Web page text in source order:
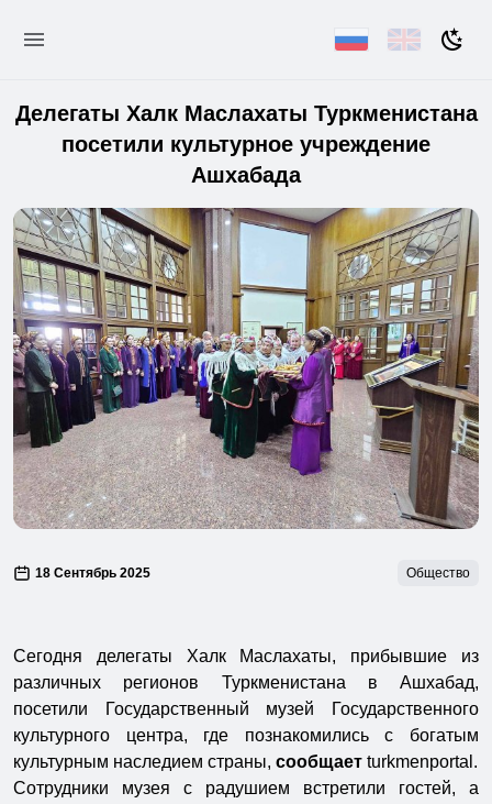
Делегаты Халк Маслахаты Туркменистана
посетили культурное учреждение
Ашхабада
18 Сентябрь 2025 Общество
Сегодня делегаты Халк Маслахаты, прибывшие из
различных регионов Туркменистана в Ашхабад,
посетили Государственный музей Государственного
культурного центра, где познакомились с богатым
культурным наследием страны, сообщает turkmenportal.
Сотрудники музея с радушием встретили гостей, а